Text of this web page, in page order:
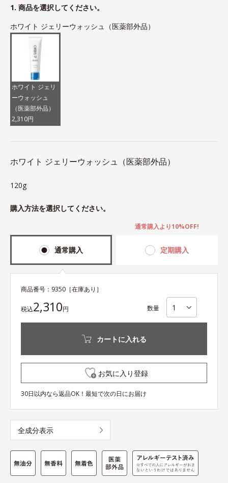
1. 商品を選択してください。
ホワイト ジェリーウォッシュ（医薬部外品）
ホワイト ジェリ
ーウォッシュ
（医薬部外品）
2,310円
ホワイト ジェリーウォッシュ（医薬部外品）
120g
購入方法を選択してください。
通常購入 定期購入
通常購入より10%OFF!
商品番号： 9350 ［在庫あり］
税込2,310円 数量
カートに入れる
お気に入り登録
30日以内なら返品OK！最短で次の日にお届け
全成分表示